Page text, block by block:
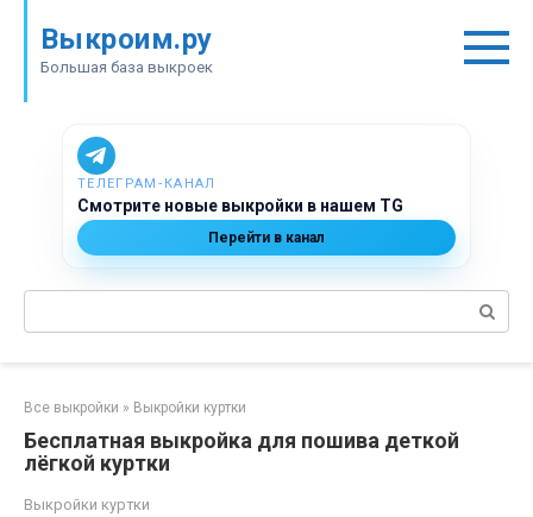
контенту
Выкроим.ру
Большая база выкроек
ТЕЛЕГРАМ‑КАНАЛ
Смотрите новые выкройки в нашем TG
Перейти в канал
Поиск:
Все выкройки » Выкройки куртки
Бесплатная выкройка для пошива деткой
лёгкой куртки
Выкройки куртки